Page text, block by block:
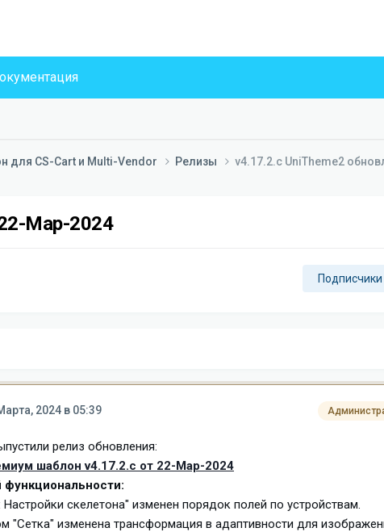
для CS-Cart и Multi-Vendor Релизы v4.17.2.c UniTheme2
Мар-2024
Подписчики
2024 в 05:39
релиз обновления:
шаблон v4.17.2.c от 22-Мар-2024
скелетона" изменен порядок полей по устройствам.
"Сетка" изменена трансформация в адаптивности для